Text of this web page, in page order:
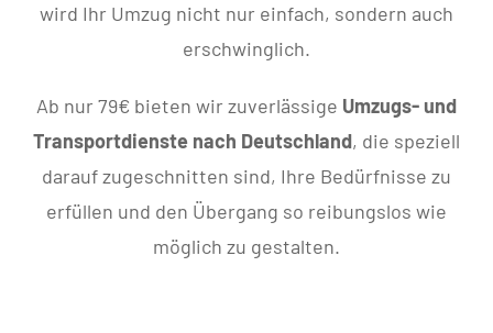
wird Ihr Umzug nicht nur einfach, sondern auch
erschwinglich.
Ab nur 79€ bieten wir zuverlässige Umzugs- und
Transportdienste nach Deutschland, die speziell
darauf zugeschnitten sind, Ihre Bedürfnisse zu
erfüllen und den Übergang so reibungslos wie
möglich zu gestalten.